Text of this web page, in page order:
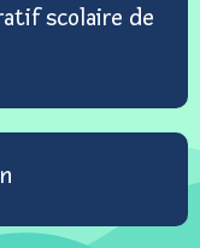
scolaire de